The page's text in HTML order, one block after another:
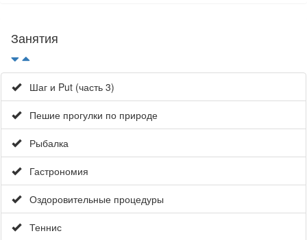
Занятия
Шаг и Put (часть 3)
Пешие прогулки по природе
Рыбалка
Гастрономия
Оздоровительные процедуры
Теннис